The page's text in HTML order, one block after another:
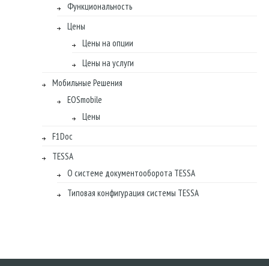
Функциональность
Цены
Цены на опции
Цены на услуги
Мобильные Решения
EOSmobile
Цены
F1Doc
TESSA
О системе документооборота TESSA
Типовая конфигурация системы TESSA